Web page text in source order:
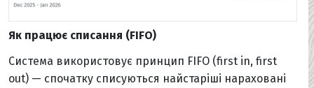
Як працює списання (FIFO)
Система використовує принцип FIFO (first in, first
out) — спочатку списуються найстаріші нараховані